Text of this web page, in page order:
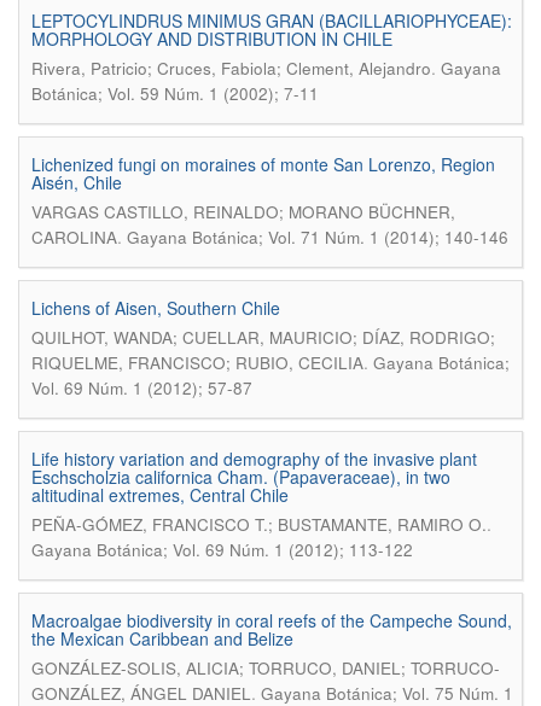
LEPTOCYLINDRUS MINIMUS GRAN (BACILLARIOPHYCEAE):
MORPHOLOGY AND DISTRIBUTION IN CHILE
Rivera, Patricio; Cruces, Fabiola; Clement, Alejandro. Gayana
Botánica; Vol. 59 Núm. 1 (2002); 7-11
Lichenized fungi on moraines of monte San Lorenzo, Region
Aisén, Chile
VARGAS CASTILLO, REINALDO; MORANO BÜCHNER,
CAROLINA. Gayana Botánica; Vol. 71 Núm. 1 (2014); 140-146
Lichens of Aisen, Southern Chile
QUILHOT, WANDA; CUELLAR, MAURICIO; DÍAZ, RODRIGO;
RIQUELME, FRANCISCO; RUBIO, CECILIA. Gayana Botánica;
Vol. 69 Núm. 1 (2012); 57-87
Life history variation and demography of the invasive plant
Eschscholzia californica Cham. (Papaveraceae), in two
altitudinal extremes, Central Chile
PEÑA-GÓMEZ, FRANCISCO T.; BUSTAMANTE, RAMIRO O..
Gayana Botánica; Vol. 69 Núm. 1 (2012); 113-122
Macroalgae biodiversity in coral reefs of the Campeche Sound,
the Mexican Caribbean and Belize
GONZÁLEZ-SOLIS, ALICIA; TORRUCO, DANIEL; TORRUCO-
GONZÁLEZ, ÁNGEL DANIEL. Gayana Botánica; Vol. 75 Núm. 1